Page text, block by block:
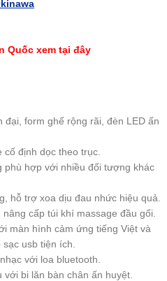
Quốc xem tại đây
đại, form ghế rộng rãi, đèn LED ấn
định dọc theo trục.
phù hợp với nhiều đối tượng khác
hỗ trợ xoa dịu đau nhức hiệu quả.
cấp túi khí massage đầu gối.
màn hình cảm ứng tiếng Việt và
usb tiện ích.
với loa bluetooth.
bi lăn bàn chân ấn huyệt.